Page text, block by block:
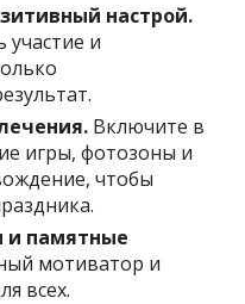
настрой.
и
Включите в
игры, фотозоны и
чтобы
и памятные
мотиватор и
всех.